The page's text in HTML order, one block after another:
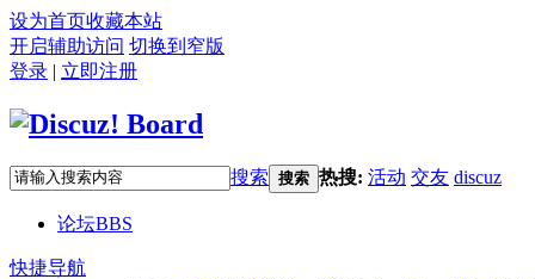
设为首页收藏本站
开启辅助访问 切换到窄版
登录 | 立即注册
搜索 搜索 热搜: 活动 交友 discuz
论坛BBS
快捷导航